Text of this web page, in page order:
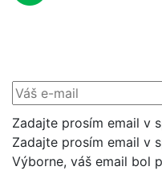
Zadajte prosím email v
Zadajte prosím email v
Výborne, váš email bol